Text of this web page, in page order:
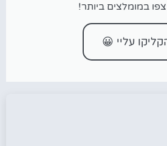
צפו במומלצים ביותר!
עליי 😀